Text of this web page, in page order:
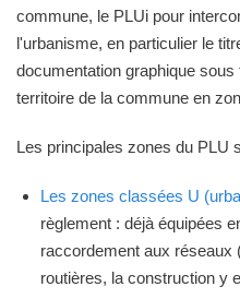
commune, le PLUi pour
l'urbanisme, en particulier le
documentation graphique
territoire de la commune en
Les principales zones du PLU
Les zones classées U
règlement : déjà équipées
raccordement aux réseaux
routières, la construction y